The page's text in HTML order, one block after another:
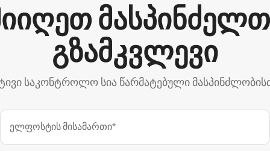
გზამკვლევი
საკონტროლო სია წარმატებული
ელფოსტის მისამართი*